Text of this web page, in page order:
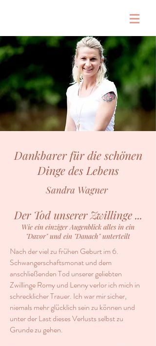
Dankbarer für die schönen
Dinge des Lebens
Sandra Wagner
Der Tod unserer Zwillinge ...
Wie ein einziger Augenblick alles in ein
"Davor" und ein "Danach" unterteilt
Nach der viel zu frühen Geburt im 6.
Schwangerschaftsmonat und dem
anschließenden Tod unserer geliebten
Zwillinge Romy und Lenny verlor ich mich in
schrecklicher Trauer. Ich war mir sicher,
niemals mehr glücklich sein zu können und
unter der Last dieses Verlusts selbst zu
Grunde zu gehen.